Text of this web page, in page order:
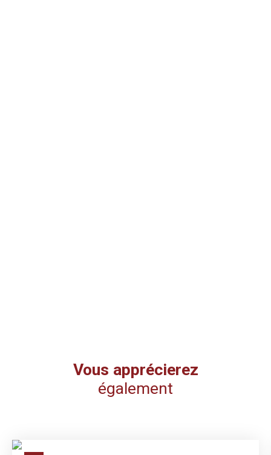
Vous apprécierez
également